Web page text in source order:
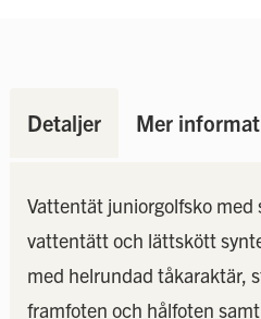
Detaljer Mer
Vattentät juniorgolfsko med
vattentätt och lättskött
med helrundad tåkaraktär,
framfoten och hålfoten